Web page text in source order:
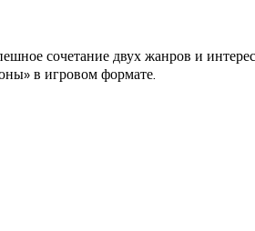
сочетание двух жанров и
в игровом формате.